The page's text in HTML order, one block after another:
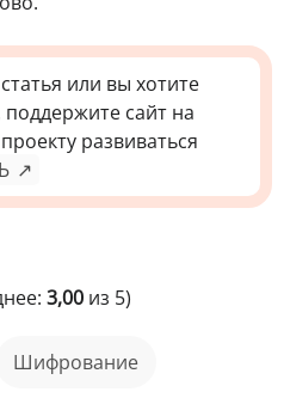
или вы хотите
поддержите сайт на
развиваться
↗
3,00 из 5)
шифрование